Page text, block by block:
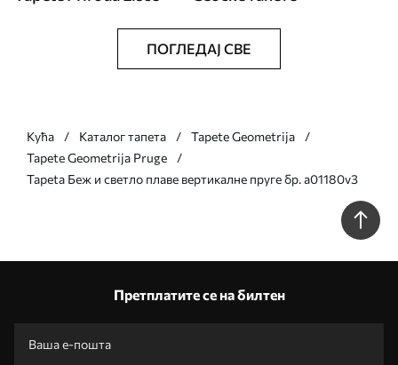
ПОГЛЕДАЈ СВЕ
Кућа Каталог тапета
Tapete Geometrija
Tapete Geometrija Pruge
Tapeta Беж и светло плаве вертикалне пруге бр. a01180v3
Претплатите се на билтен